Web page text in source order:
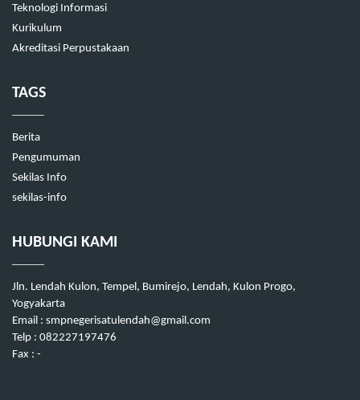
Teknologi Informasi
Kurikulum
Akreditasi Perpustakaan
TAGS
Berita
Pengumuman
Sekilas Info
sekilas-info
HUBUNGI KAMI
Jln. Lendah Kulon, Tempel, Bumirejo, Lendah, Kulon Progo,
Yogyakarta
Email : smpnegerisatulendah@gmail.com
Telp : 082227197476
Fax : -